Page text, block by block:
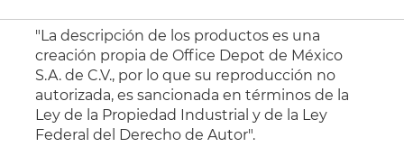
"La descripción de los productos es una
creación propia de Office Depot de México
S.A. de C.V., por lo que su reproducción no
autorizada, es sancionada en términos de la
Ley de la Propiedad Industrial y de la Ley
Federal del Derecho de Autor".